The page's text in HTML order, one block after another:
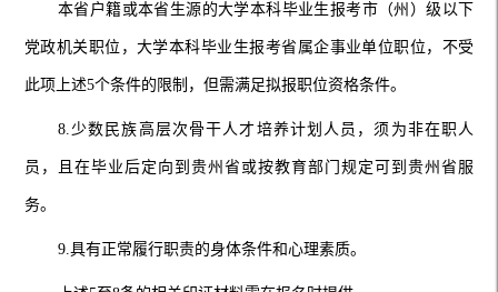
本省户籍或本省生源的大学本科毕业生报考市（州）级以下
党政机关职位，大学本科毕业生报考省属企事业单位职位，不受
此项上述5个条件的限制，但需满足拟报职位资格条件。
8.少数民族高层次骨干人才培养计划人员，须为非在职人
员，且在毕业后定向到贵州省或按教育部门规定可到贵州省服
务。
9.具有正常履行职责的身体条件和心理素质。